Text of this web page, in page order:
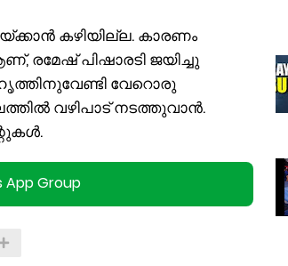
കഴിയില്ല. കാരണം
പിഷാരടി ജയിച്ചു
വേറൊരു
വഴിപാട് നടത്തുവാൻ.
App Group